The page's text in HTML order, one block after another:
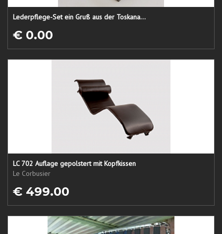
Lederpflege-Set ein Gruß aus der Toskana...
€ 0.00
LC 702 Auflage gepolstert mit Kopfkissen
Le Corbusier
€ 499.00